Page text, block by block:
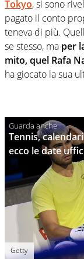
Tokyo, si sono
pagato il conto
teneva di più.
se stesso, ma per
mito, quel Rafa
ha giocato la sua
Tennis,
ecco le date
Getty